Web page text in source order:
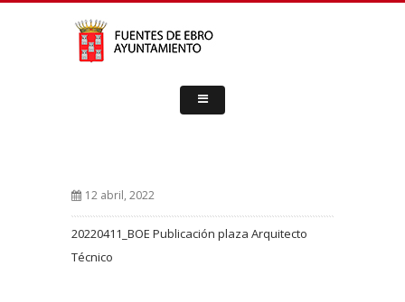
12 abril, 2022
20220411_BOE Publicación plaza Arquitecto
Técnico